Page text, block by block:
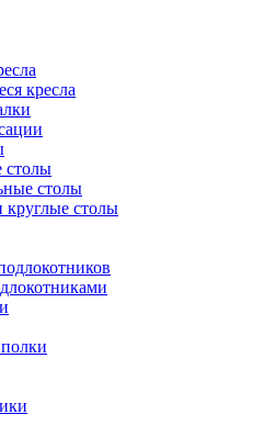
кресла
столы
столы
столы